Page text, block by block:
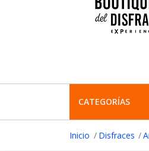
CATEGORÍAS
Inicio Disfraces